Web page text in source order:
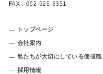
トップページ
会社案内
私たちが大切にしている価値観
採用情報
FAX：052-526-3351